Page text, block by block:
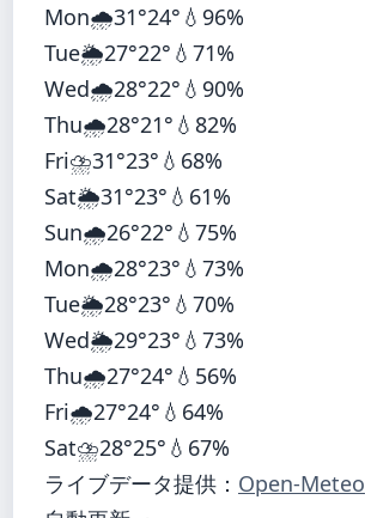
Mon🌧️31°24° 💧96%
Tue🌦️27°22° 💧71%
Wed🌧️28°22° 💧90%
Thu🌧️28°21° 💧82%
Fri⛈️31°23° 💧68%
Sat🌦️31°23° 💧61%
Sun🌧️26°22° 💧75%
Mon🌧️28°23° 💧73%
Tue🌦️28°23° 💧70%
Wed🌦️29°23° 💧73%
Thu🌧️27°24° 💧56%
Fri🌧️27°24° 💧64%
Sat⛈️28°25° 💧67%
ライブデータ提供： Open-Meteo